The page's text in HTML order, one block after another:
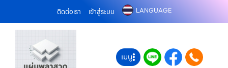
ติดต่อเรา เข้าสู่ระบบ LANGUAGE
เมนู